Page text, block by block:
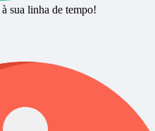
sua linha de tempo!